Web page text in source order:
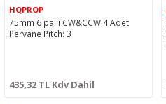
HQPROP
75mm 6 palli CW&CCW 4 Adet
Pervane Pitch: 3
435,32 TL Kdv Dahil